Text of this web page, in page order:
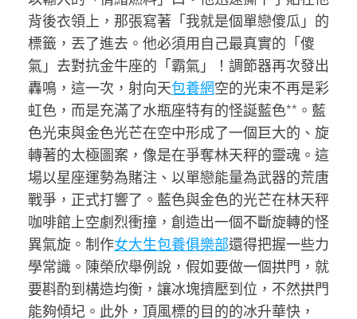
背後衣領上，那張寫著「我就是個單戀傻瓜」的
標籤，丟了進去。他必須用自己最真實的「傻
氣」去對抗金牛座的「霸氣」！調節器再次發出
轟鳴，這一次，射向天包養網空的光束不再是彩
虹色，而是充滿了水瓶座特有的怪誕藍色**。藍
色光束與金色光芒在空中形成了一個巨大的、旋
轉著的太極圖案，像是在爭奪林天秤的靈魂。這
場以星座運勢為賭注、以單戀能量為武器的荒唐
戰爭，正式打響了。藍色與金色的光芒在林天秤
咖啡館上空劇烈衝撞，創造出一個不斷旋轉的怪
異氣旋。制作女大生包養俱樂部還得把握一些力
學常識。陳榮欣舉例說，假如要做一個拱門，就
要斟酌到構造均衡，讓冰塊擠壓到位，不然拱門
能夠傾圮。此外，頂風標的目的的冰升華快，